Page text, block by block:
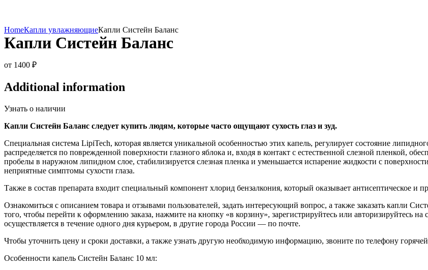
HomeКапли увлажняющиеКапли Систейн Баланс
Капли Систейн Баланс
от 1400 ₽
Additional information
Узнать о наличии
Капли Систейн Баланс следует купить людям, которые часто ощущают сухость глаз и зуд.
Специальная система LipiTech, которая является уникальной особенностью этих капель, регулирует состояние
распределяется по поврежденной поверхности глазного яблока и, входя в контакт с естественной слезной пленкой,
пробелы в наружном липидном слое, стабилизируется слезная пленка и уменьшается испарение жидкости с
неприятные симптомы сухости глаза.
Также в состав препарата входит специальный компонент хлорид бензалкония, который оказывает антисептическое и
Ознакомиться с описанием товара и отзывами пользователей, задать интересующий вопрос, а также заказать капли
того, чтобы перейти к оформлению заказа, нажмите на кнопку «в корзину», зарегистрируйтесь или авторизируйтесь
осуществляется в течение одного дня курьером, в другие города России — по почте.
Чтобы уточнить цену и сроки доставки, а также узнать другую необходимую информацию, звоните по телефону
Особенности капель Систейн Баланс 10 мл: